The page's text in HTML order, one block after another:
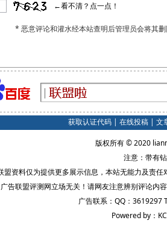
←看不清？点一点！
* 恶意评论和灌水经本站查明后管理员会将其
获取认证代码| 在线投稿| 文
版权所有 © 2020
注意：带有
盟资料仅为提供更多展示信息，本站无能力及责
广告联盟评测网立场无关！请网友注意辨别评论内
广告联系：QQ：3619297
Powered by：